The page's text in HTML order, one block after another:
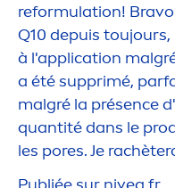
reformulation! Bravo
Q10 depuis
à l'application
a été supprimé,
malgré la présence
quantité dans le
les pores. Je